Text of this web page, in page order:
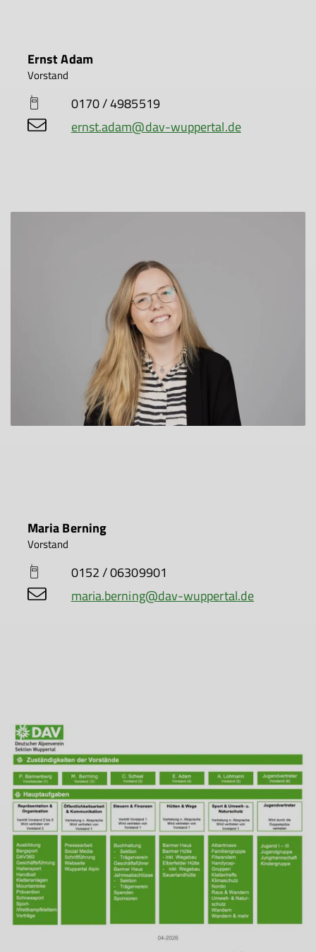
Ernst Adam
Vorstand
0170 / 4985519
ernst.adam@dav-wuppertal.de
Maria Berning
Vorstand
0152 / 06309901
maria.berning@dav-wuppertal.de